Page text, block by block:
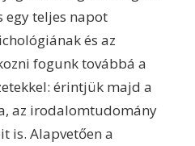
egy teljes napot
és az
fogunk továbbá a
érintjük majd a
az irodalomtudomány
is. Alapvetően a